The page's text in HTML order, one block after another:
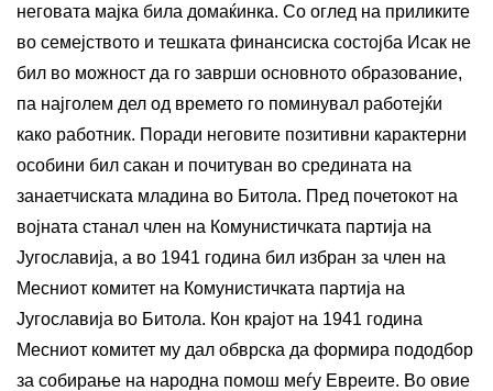
неговата мајка била домаќинка. Со оглед на приликите
во семејството и тешката финансиска состојба Исак не
бил во можност да го заврши основното образование,
па најголем дел од времето го поминувал работејќи
како работник. Поради неговите позитивни карактерни
особини бил сакан и почитуван во средината на
занаетчиската младина во Битола. Пред почетокот на
војната станал член на Комунистичката партија на
Југославија, а во 1941 година бил избран за член на
Месниот комитет на Комунистичката партија на
Југославија во Битола. Кон крајот на 1941 година
Месниот комитет му дал обврска да формира пододбор
за собирање на народна помош меѓу Евреите. Во овие